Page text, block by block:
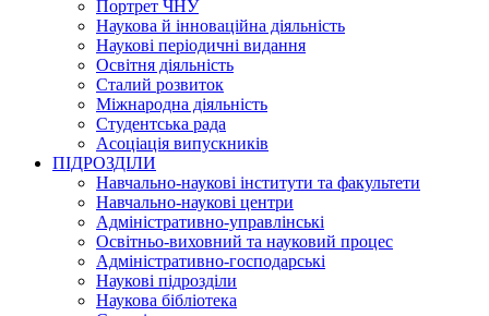
Портрет ЧНУ
Наукова й інноваційна діяльність
Наукові періодичні видання
Освітня діяльність
Сталий розвиток
Міжнародна діяльність
Студентська рада
Асоціація випускників
ПІДРОЗДІЛИ
Навчально-наукові інститути та факультети
Навчально-наукові центри
Адміністративно-управлінські
Освітньо-виховний та науковий процес
Адміністративно-господарські
Наукові підрозділи
Наукова бібліотека